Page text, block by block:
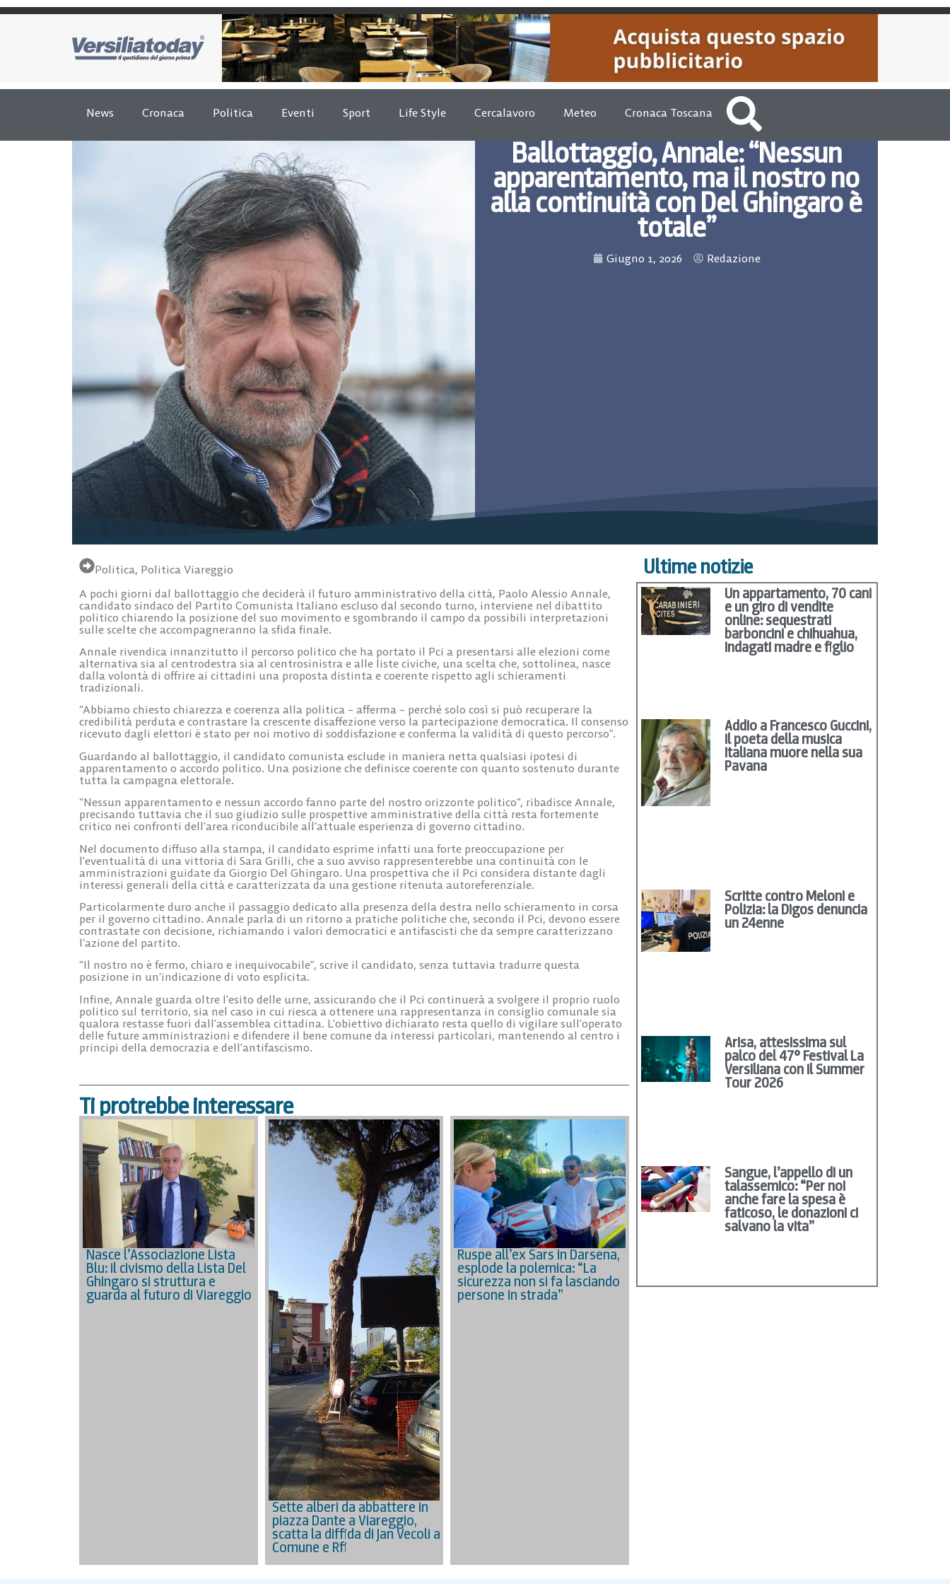
News Cronaca Politica Eventi Sport Life Style Cercalavoro Meteo Cronaca Toscana
Ballottaggio, Annale: “Nessun
apparentamento, ma il nostro no
alla continuità con Del Ghingaro è
totale”
Giugno 1, 2026 Redazione
Politica, Politica Viareggio
A pochi giorni dal ballottaggio che deciderà il futuro amministrativo della città, Paolo Alessio Annale,
candidato sindaco del Partito Comunista Italiano escluso dal secondo turno, interviene nel dibattito
politico chiarendo la posizione del suo movimento e sgombrando il campo da possibili interpretazioni
sulle scelte che accompagneranno la sfida finale.
Annale rivendica innanzitutto il percorso politico che ha portato il Pci a presentarsi alle elezioni come
alternativa sia al centrodestra sia al centrosinistra e alle liste civiche, una scelta che, sottolinea, nasce
dalla volontà di offrire ai cittadini una proposta distinta e coerente rispetto agli schieramenti
tradizionali.
“Abbiamo chiesto chiarezza e coerenza alla politica – afferma – perché solo così si può recuperare la
credibilità perduta e contrastare la crescente disaffezione verso la partecipazione democratica. Il consenso
ricevuto dagli elettori è stato per noi motivo di soddisfazione e conferma la validità di questo percorso”.
Guardando al ballottaggio, il candidato comunista esclude in maniera netta qualsiasi ipotesi di
apparentamento o accordo politico. Una posizione che definisce coerente con quanto sostenuto durante
tutta la campagna elettorale.
“Nessun apparentamento e nessun accordo fanno parte del nostro orizzonte politico”, ribadisce Annale,
precisando tuttavia che il suo giudizio sulle prospettive amministrative della città resta fortemente
critico nei confronti dell’area riconducibile all’attuale esperienza di governo cittadino.
Nel documento diffuso alla stampa, il candidato esprime infatti una forte preoccupazione per
l’eventualità di una vittoria di Sara Grilli, che a suo avviso rappresenterebbe una continuità con le
amministrazioni guidate da Giorgio Del Ghingaro. Una prospettiva che il Pci considera distante dagli
interessi generali della città e caratterizzata da una gestione ritenuta autoreferenziale.
Particolarmente duro anche il passaggio dedicato alla presenza della destra nello schieramento in corsa
per il governo cittadino. Annale parla di un ritorno a pratiche politiche che, secondo il Pci, devono essere
contrastate con decisione, richiamando i valori democratici e antifascisti che da sempre caratterizzano
l’azione del partito.
“Il nostro no è fermo, chiaro e inequivocabile”, scrive il candidato, senza tuttavia tradurre questa
posizione in un’indicazione di voto esplicita.
Infine, Annale guarda oltre l’esito delle urne, assicurando che il Pci continuerà a svolgere il proprio ruolo
politico sul territorio, sia nel caso in cui riesca a ottenere una rappresentanza in consiglio comunale sia
qualora restasse fuori dall’assemblea cittadina. L’obiettivo dichiarato resta quello di vigilare sull’operato
delle future amministrazioni e difendere il bene comune da interessi particolari, mantenendo al centro i
principi della democrazia e dell’antifascismo.
Ti protrebbe interessare
Nasce l’Associazione Lista
Blu: il civismo della Lista Del
Ghingaro si struttura e
guarda al futuro di Viareggio
Sette alberi da abbattere in
piazza Dante a Viareggio,
scatta la diffida di Jan Vecoli a
Comune e Rfi
Ruspe all’ex Sars in Darsena,
esplode la polemica: “La
sicurezza non si fa lasciando
persone in strada”
Ultime notizie
Un appartamento, 70 cani
e un giro di vendite
online: sequestrati
barboncini e chihuahua,
indagati madre e figlio
Addio a Francesco Guccini,
il poeta della musica
italiana muore nella sua
Pavana
Scritte contro Meloni e
Polizia: la Digos denuncia
un 24enne
Arisa, attesissima sul
palco del 47° Festival La
Versiliana con il Summer
Tour 2026
Sangue, l’appello di un
talassemico: “Per noi
anche fare la spesa è
faticoso, le donazioni ci
salvano la vita”